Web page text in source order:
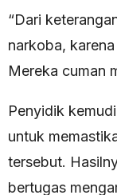
“Dari
narkoba,
Mereka cuman
Penyidik
untuk
tersebut.
bertugas